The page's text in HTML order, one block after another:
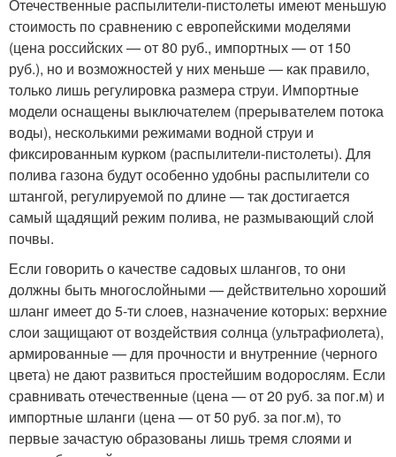
Отечественные распылители-пистолеты имеют меньшую
стоимость по сравнению с европейскими моделями
(цена российских — от 80 руб., импортных — от 150
руб.), но и возможностей у них меньше — как правило,
только лишь регулировка размера струи. Импортные
модели оснащены выключателем (прерывателем потока
воды), несколькими режимами водной струи и
фиксированным курком (распылители-пистолеты). Для
полива газона будут особенно удобны распылители со
штангой, регулируемой по длине — так достигается
самый щадящий режим полива, не размывающий слой
почвы.
Если говорить о качестве садовых шлангов, то они
должны быть многослойными — действительно хороший
шланг имеет до 5-ти слоев, назначение которых: верхние
слои защищают от воздействия солнца (ультрафиолета),
армированные — для прочности и внутренние (черного
цвета) не дают развиться простейшим водорослям. Если
сравнивать отечественные (цена — от 20 руб. за пог.м) и
импортные шланги (цена — от 50 руб. за пог.м), то
первые зачастую образованы лишь тремя слоями и